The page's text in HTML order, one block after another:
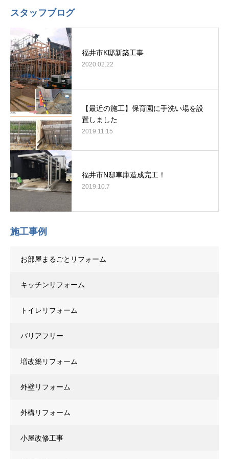
スタッフブログ
福井市K邸新築工事
2020.02.22
【最近の施工】保育園に手洗い場を設
置しました
2019.11.15
福井市N邸車庫造成完工！
2019.10.7
施工事例
お部屋まるごとリフォーム
キッチンリフォーム
トイレリフォーム
バリアフリー
増改築リフォーム
外壁リフォーム
外構リフォーム
小屋改修工事